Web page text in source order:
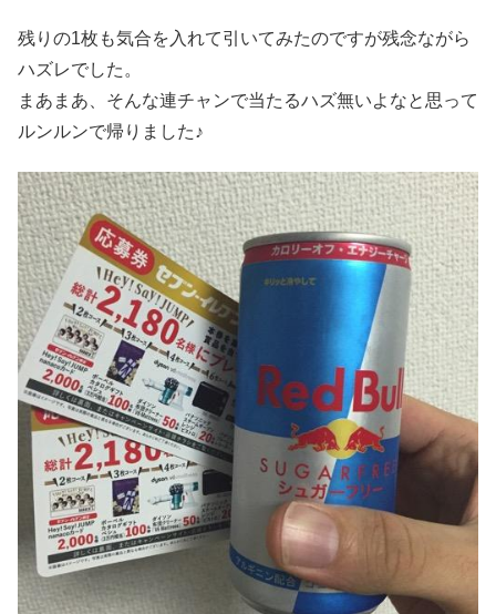
残りの1枚も気合を入れて引いてみたのですが残念ながら
ハズレでした。
まあまあ、そんな連チャンで当たるハズ無いよなと思って
ルンルンで帰りました♪